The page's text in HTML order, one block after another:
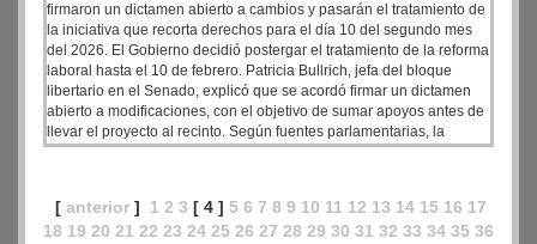
firmaron un dictamen abierto a cambios y pasarán el tratamiento de
la iniciativa que recorta derechos para el día 10 del segundo mes
del 2026. El Gobierno decidió postergar el tratamiento de la reforma
laboral hasta el 10 de febrero. Patricia Bullrich, jefa del bloque
libertario en el Senado, explicó que se acordó firmar un dictamen
abierto a modificaciones, con el objetivo de sumar apoyos antes de
llevar el proyecto al recinto. Según fuentes parlamentarias, la
postergación se debe a que el oficialismo constató que no contaba
[ anterior ] 1 2 3 [ 4 ] 5 6 7 8 9 10 11 12 13 14 15 16 17
18 19 20 21 22 23 24 25 26 27 28 29 30 31 32 33 34 35 36